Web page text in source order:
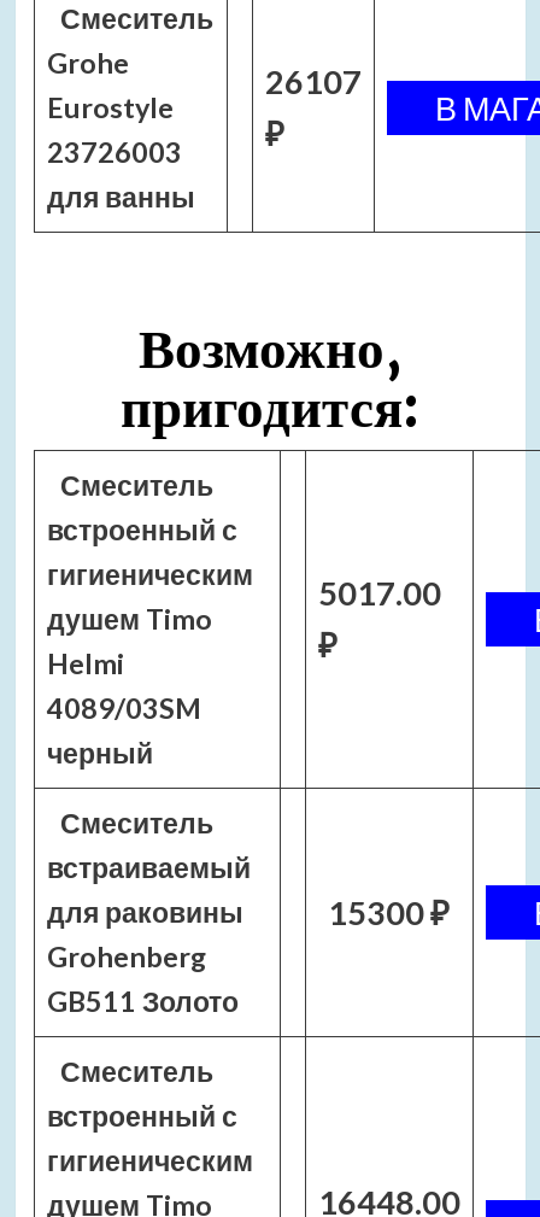
Смеситель
Grohe
Eurostyle
23726003
для ванны
26107
₽
Возможно,
пригодится:
Смеситель
встроенный с
гигиеническим
душем Timo
Helmi
4089/03SM
черный
5017.00
₽
Смеситель
встраиваемый
для раковины
Grohenberg
GB511 Золото
15300 ₽
Смеситель
встроенный с
гигиеническим
душем Timo
16448.00